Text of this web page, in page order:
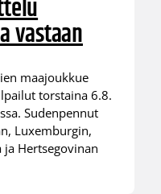
vastaan
maajoukkue
torstaina 6.8.
Sudenpennut
Luxemburgin,
ja Hertsegovinan